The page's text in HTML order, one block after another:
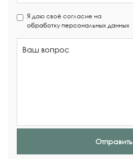
Я даю своё согласие на
обработку персональных данных
Отправить